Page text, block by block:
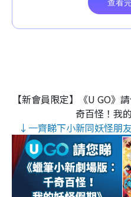
【新會員限定】《U GO》
奇百怪！我
↓一齊睇下小新同妖怪朋